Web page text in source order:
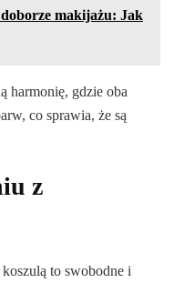
doborze makijażu: Jak
harmonię, gdzie oba
co sprawia, że są
z
to swobodne i